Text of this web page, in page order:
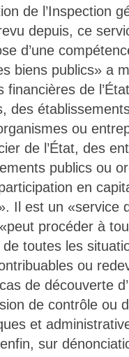
de l’Inspection
depuis, ce
d’une
biens publics» a
de
des
ou
de l’État, des
publics ou
en
Il est un «service
procéder à
toutes les
ou
de découverte
de contrôle ou
et
sur